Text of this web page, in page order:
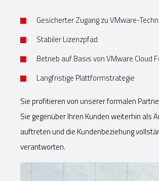
Gesicherter Zugang zu VMware-
Stabiler Lizenzpfad
Betrieb auf Basis von VMware Cloud
Langfristige Plattformstrategie
Sie profitieren von unserer formalen
Sie gegenüber Ihren Kunden weiterhin als
auftreten und die Kundenbeziehung
verantworten.